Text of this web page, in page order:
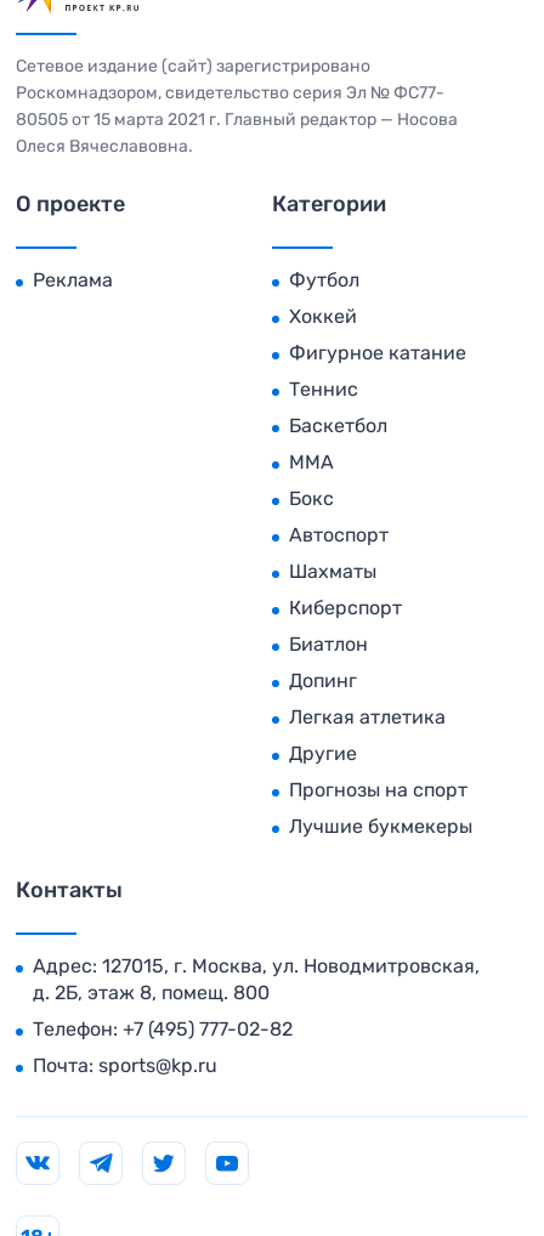
Сетевое издание (сайт) зарегистрировано
Роскомнадзором, свидетельство серия Эл № ФС77-
80505 от 15 марта 2021 г. Главный редактор — Носова
Олеся Вячеславовна.
О проекте
Реклама
Категории
Футбол
Хоккей
Фигурное катание
Теннис
Баскетбол
MMA
Бокс
Автоспорт
Шахматы
Киберспорт
Биатлон
Допинг
Легкая атлетика
Другие
Прогнозы на спорт
Лучшие букмекеры
Контакты
Адрес: 127015, г. Москва, ул. Новодмитровская,
д. 2Б, этаж 8, помещ. 800
Телефон: +7 (495) 777-02-82
Почта: sports@kp.ru